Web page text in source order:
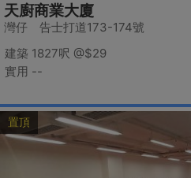
天廚商業大廈
灣仔 告士打道173-174號
建築 1827呎 @$29
實用 --
置頂